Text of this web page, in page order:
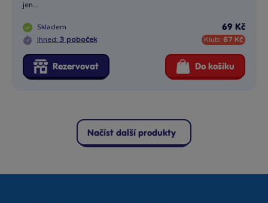
jen...
Skladem
Ihned: 3 poboček
69 Kč
Klub: 67 Kč
Rezervovat Do košíku
Načíst další produkty